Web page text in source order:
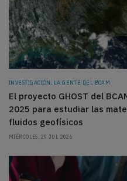
INVESTIGACIÓN, LA GENTE DEL BCAM
El proyecto GHOST del
2025 para estudiar las
fluidos geofísicos
MIÉRCOLES, 29 JUL 2026